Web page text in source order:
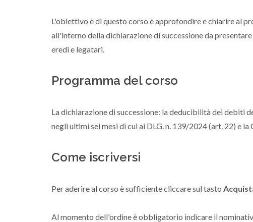
L'obiettivo è di questo corso è approfondire e chiarire al
all'interno della dichiarazione di successione da
eredi e legatari.
Programma del corso
La dichiarazione di successione: la deducibilità dei debiti
negli ultimi sei mesi di cui ai DLG. n. 139/2024 (art. 22) e
Come iscriversi
Per aderire al corso è sufficiente cliccare sul tasto
Al momento dell'ordine è obbligatorio indicare il